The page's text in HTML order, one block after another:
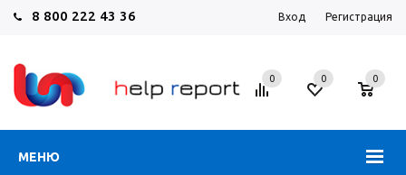
8 800 222 43 36 Вход Регистрация
МЕНЮ
0 0 0